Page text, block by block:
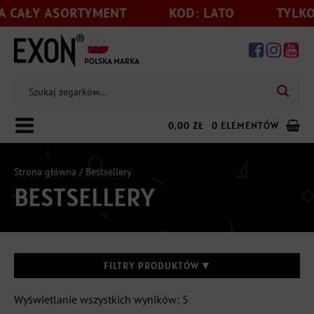
ASORTYMENT KOD: LATO TYLKO
POLSKA MARKA
0,00 ZŁ 0 ELEMENTÓW
Strona główna / Bestsellery
BESTSELLERY
FILTRY PRODUKTÓW ▼
FUNKCJE ZDROWOTNE
Wyświetlanie wszystkich wyników: 5